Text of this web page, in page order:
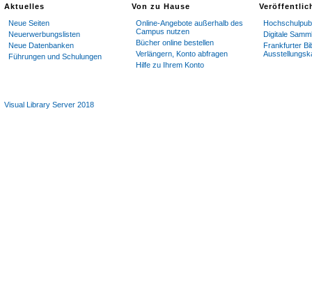
Aktuelles
Neue Seiten
Neuerwerbungslisten
Neue Datenbanken
Führungen und Schulungen
Von zu Hause
Online-Angebote außerhalb des
Campus nutzen
Bücher online bestellen
Verlängern, Konto abfragen
Hilfe zu Ihrem Konto
Digitale
Frankfurter
Visual Library Server 2018